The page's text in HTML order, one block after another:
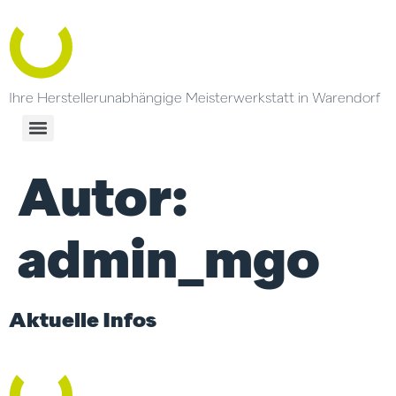
Ihre Herstellerunabhängige Meisterwerkstatt in Warendorf
Autor:
admin_mgo
Aktuelle Infos